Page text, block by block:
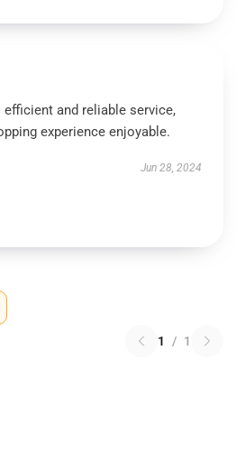
and reliable service,
experience enjoyable.
Jun 28, 2024
1 / 1